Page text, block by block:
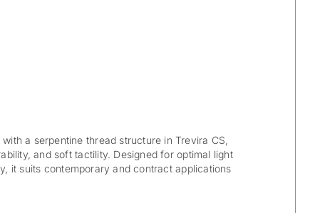
a serpentine thread structure in Trevira CS,
and soft tactility. Designed for optimal light
it suits contemporary and contract applications